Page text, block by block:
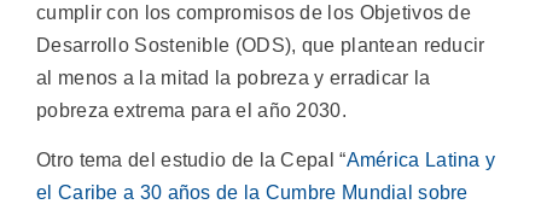
cumplir con los compromisos de los Objetivos de
Desarrollo Sostenible (ODS), que plantean reducir
al menos a la mitad la pobreza y erradicar la
pobreza extrema para el año 2030.
Otro tema del estudio de la Cepal “América Latina y
el Caribe a 30 años de la Cumbre Mundial sobre